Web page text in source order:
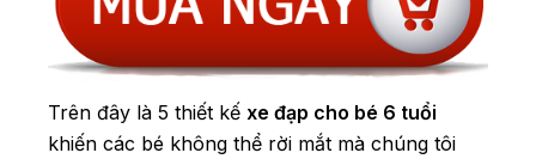
Trên đây là 5 thiết kế xe đạp cho bé 6 tuổi
khiến các bé không thể rời mắt mà chúng tôi